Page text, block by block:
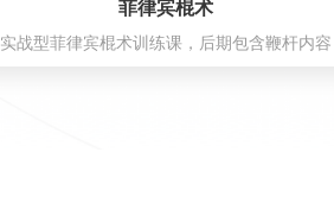
菲律宾棍术
实战型菲律宾棍术训练课，后期包含鞭杆内容